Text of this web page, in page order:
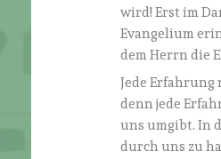
wird! Erst im
Evangelium
dem Herrn die
Jede
denn jede
uns umgibt. In
durch uns zu